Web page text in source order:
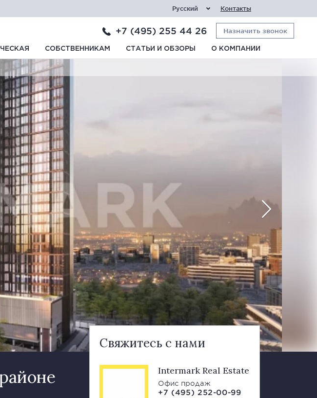
Русский Контакты
+7 (495) 255 44 26 Назначить звонок
СОБСТВЕННИКАМ СТАТЬИ И ОБЗОРЫ О КОМПАНИИ
Свяжитесь с нами
Intermark Real Estate
Офис продаж
+7 (495) 252-00-99